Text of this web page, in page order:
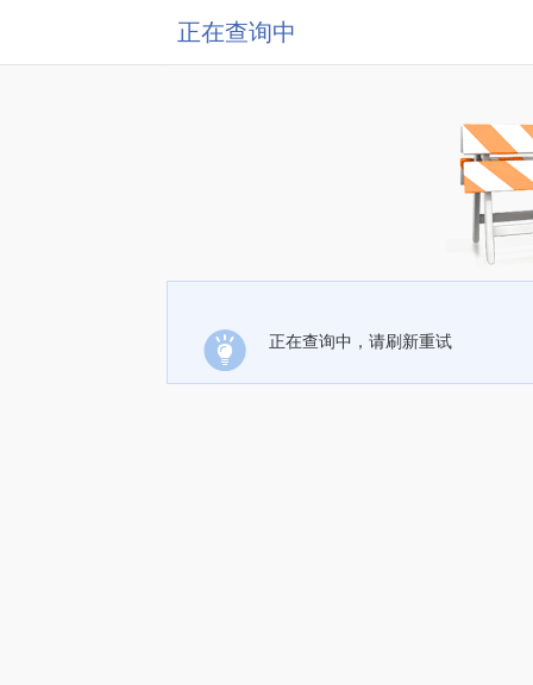
正在查询中
正在查询中，请刷新重试